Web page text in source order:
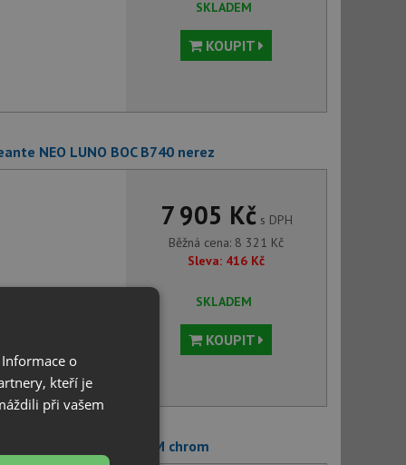
SKLADEM
KOUPIT
NEO LUNO BOC B740 nerez
7 905 Kčs DPH
Běžná cena: 8 321 Kč
Sleva: 416 Kč
SKLADEM
KOUPIT
ALPINIA BGA 063M chrom
o
kteří je
při vašem